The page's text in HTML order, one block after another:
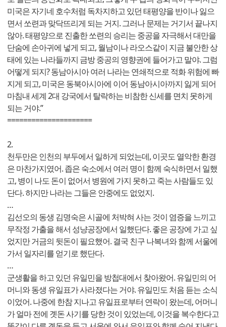
미국은 자기네 호수처럼 독차지하고 있던 태평양을 반이나 잃으
면서 쏘련과 맞닥뜨리게 되는 거지. 그러나 문제는 거기서 끝나지
않아. 태평양으로 진출한 쏘련의 승리는 중공을 자극해서 대만을
단숨에 손아귀에 넣게 되고, 월남이나 라오스같이 지금 불안한 상
태에 있는 나라들까지 금방 중공의 영향권에 들어가고 말야. 그럼
어떻게 되지? 동남아시아 여러 나라는 연쇄적으로 적화 위험에 빠
지게 되고, 미국은 동북아시아에 이어 동남아시아까지 잃게 되어
마침내 세계 2대 강국에서 탈락하는 비참한 신세를 면치 못하게
되는 거야.”
=====================
2.
천두만은 인천의 부두에서 일하게 되었는데, 이곳도 열악한 환경
은 마찬가지였어. 좁은 숙소에서 여러 명이 함께 숙식하면서 일했
고, 병이 나도 돈이 없어서 병원에 가지 못하고 죽는 사람들도 있
단다. 하지만 나라는 그들은 안중에도 없었지.
…
김선오의 동생 김명숙은 시골에 처박혀 사는 것이 염증을 느끼고
무작정 가출을 해서 성냥공장에서 일했단다. 좋은 공장에 가고 싶
었지만 거금의 뒷돈이 필요했어. 결국 친구 나복녀와 함께 서울에
가서 일자리를 얻기로 했단다.
…
군생활을 하고 있던 유일민을 방첩대에서 찾아왔어. 유일민의 어
머니와 동생 유일표가 사라졌다는 거야. 유일민도 처음 듣는 소식
이었어. 나중에 한참 지나고 유일표로부터 연락이 왔는데, 어머니
가 얼마 전에 곗돈 사기를 당한 것이 있었는데, 이것을 복수한다고